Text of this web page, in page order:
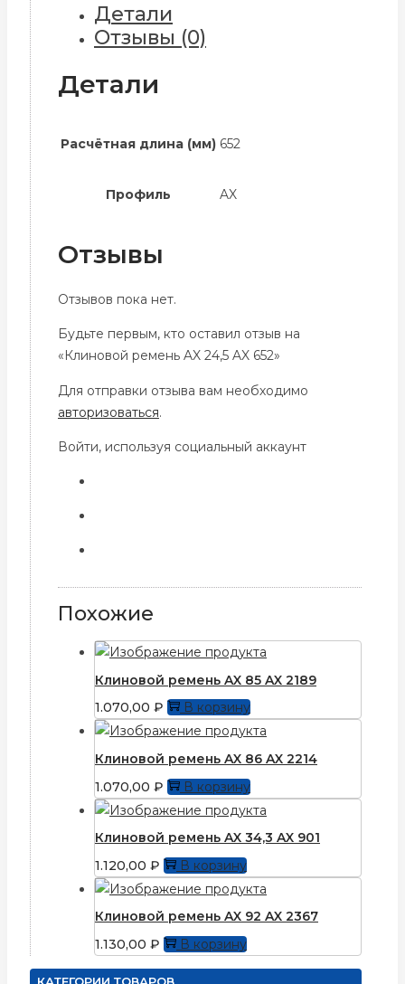
Детали
Отзывы (0)
Детали
Расчётная длина (мм) 652
Профиль AX
Отзывы
Отзывов пока нет.
Будьте первым, кто оставил отзыв на
«Клиновой ремень AX 24,5 AX 652»
Для отправки отзыва вам необходимо
авторизоваться.
Войти, используя социальный аккаунт
Похожие
Клиновой ремень AX 85 AX 2189
1.070,00 ₽ В корзину
Клиновой ремень AX 86 AX 2214
1.070,00 ₽ В корзину
Клиновой ремень AX 34,3 AX 901
1.120,00 ₽ В корзину
Клиновой ремень AX 92 AX 2367
1.130,00 ₽ В корзину